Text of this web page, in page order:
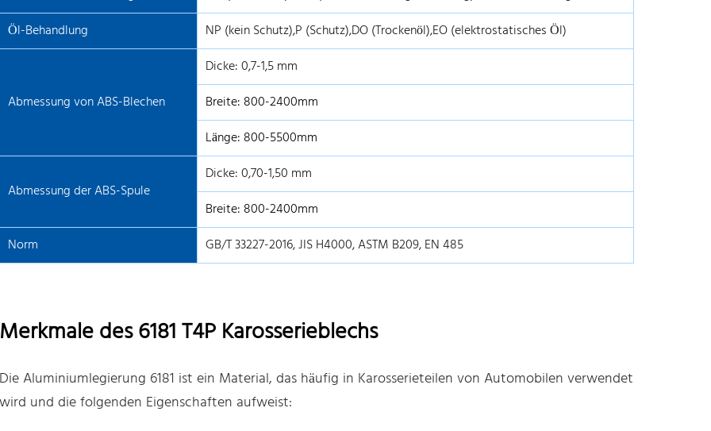
Öl-Behandlung
NP (kein Schutz),P (Schutz),DO (Trockenöl),EO (elektrostatisches Öl)
Abmessung von ABS-Blechen
Dicke: 0,7-1,5 mm
Breite: 800-2400mm
Länge: 800-5500mm
Abmessung der ABS-Spule
Dicke: 0,70-1,50 mm
Breite: 800-2400mm
Norm
GB/T 33227-2016, JIS H4000, ASTM B209, EN 485
Merkmale des 6181 T4P Karosserieblechs
Die Aluminiumlegierung 6181 ist ein Material, das häufig in Karosserieteilen von Automobilen verwendet
wird und die folgenden Eigenschaften aufweist: